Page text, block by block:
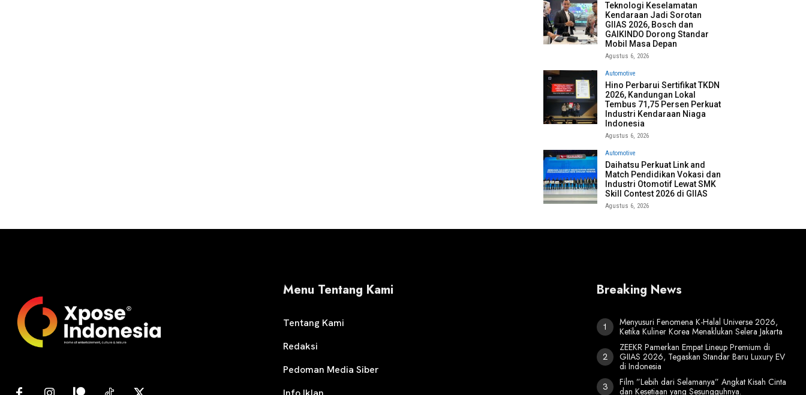
Teknologi Keselamatan
Kendaraan Jadi Sorotan
GIIAS 2026, Bosch dan
GAIKINDO Dorong Standar
Mobil Masa Depan
Agustus 6, 2026
Automotive
Hino Perbarui Sertifikat TKDN
2026, Kandungan Lokal
Tembus 71,75 Persen Perkuat
Industri Kendaraan Niaga
Indonesia
Agustus 6, 2026
Automotive
Daihatsu Perkuat Link and
Match Pendidikan Vokasi dan
Industri Otomotif Lewat SMK
Skill Contest 2026 di GIIAS
Agustus 6, 2026
Menu Tentang Kami
Tentang Kami
Redaksi
Pedoman Media Siber
Breaking News
Menyusuri Fenomena K-Halal Universe 2026,
Ketika Kuliner Korea Menaklukan Selera Jakarta
ZEEKR Pamerkan Empat Lineup Premium di
GIIAS 2026, Tegaskan Standar Baru Luxury EV
di Indonesia
Film ”Lebih dari Selamanya” Angkat Kisah Cinta
dan Kesetiaan yang Sesungguhnya.